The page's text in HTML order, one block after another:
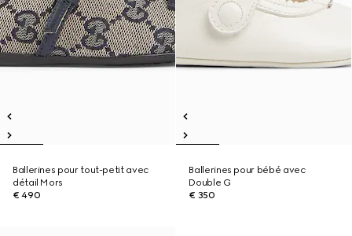
Ballerines pour tout-petit avec
détail Mors
€ 490
Ballerines pour bébé avec
Double G
€ 350